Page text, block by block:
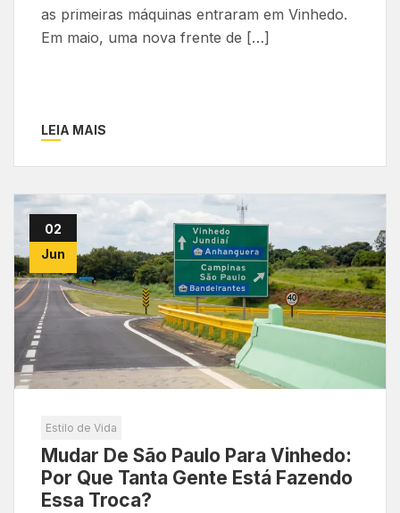
as primeiras máquinas entraram em Vinhedo.
Em maio, uma nova frente de […]
LEIA MAIS
02
Jun
Estilo de Vida
Mudar De São Paulo Para Vinhedo:
Por Que Tanta Gente Está Fazendo
Essa Troca?